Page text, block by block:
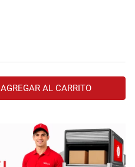
AGREGAR AL CARRITO